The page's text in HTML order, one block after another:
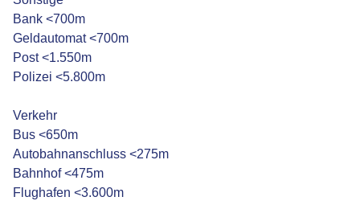
Bank <700m
Geldautomat <700m
Post <1.550m
Polizei <5.800m
Verkehr
Bus <650m
Autobahnanschluss <275m
Bahnhof <475m
Flughafen <3.600m